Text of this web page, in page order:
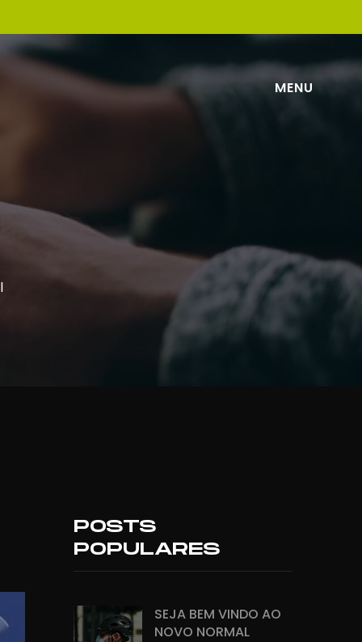
MENU
POSTS
POPULARES
SEJA BEM VINDO AO
NOVO NORMAL